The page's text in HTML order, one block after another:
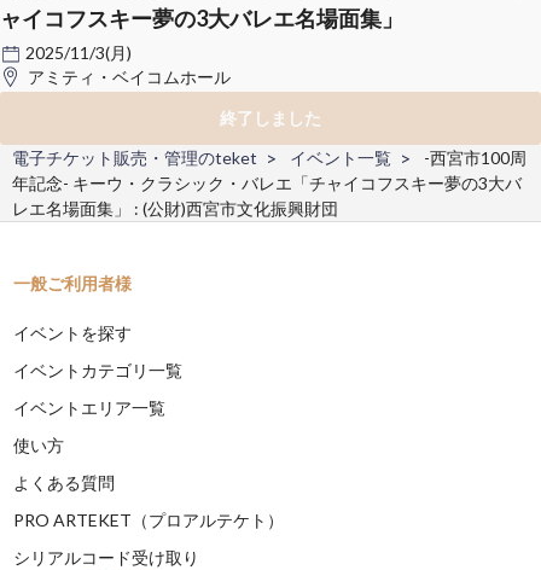
ャイコフスキー夢の3大バレエ名場面集」
2025/11/3(月)
アミティ・ベイコムホール
終了しました
電子チケット販売・管理のteket
イベント一覧
-西宮市100周
年記念- キーウ・クラシック・バレエ「チャイコフスキー夢の3大バ
レエ名場面集」 : (公財)西宮市文化振興財団
一般ご利用者様
イベントを探す
イベントカテゴリ一覧
イベントエリア一覧
使い方
よくある質問
PRO ARTEKET（プロアルテケト）
シリアルコード受け取り